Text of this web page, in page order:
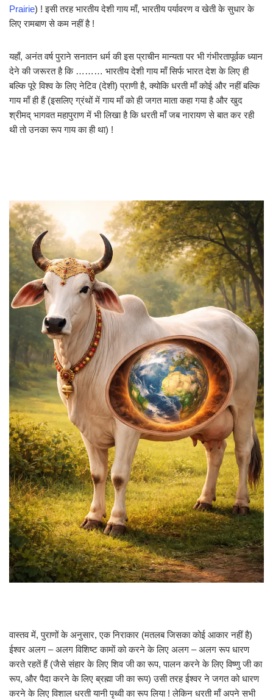
Prairie) ! इसी तरह भारतीय देशी गाय माँ, भारतीय पर्यावरण व खेती के सुधार के
लिए रामबाण से कम नहीं है !
यहाँ, अनंत वर्ष पुराने सनातन धर्म की इस प्राचीन मान्यता पर भी गंभीरतापूर्वक ध्यान
देने की जरूरत है कि ……… भारतीय देशी गाय माँ सिर्फ भारत देश के लिए ही
बल्कि पूरे विश्व के लिए नेटिव (देशी) प्राणी है, क्योकि धरती माँ कोई और नहीं बल्कि
गाय माँ ही हैं (इसलिए ग्रंथों में गाय माँ को ही जगत माता कहा गया है और खुद
श्रीमद् भागवत महापुराण में भी लिखा है कि धरती माँ जब नारायण से बात कर रही
थी तो उनका रूप गाय का ही था) !
वास्तव में, पुराणों के अनुसार, एक निराकार (मतलब जिसका कोई आकार नहीं है)
ईश्वर अलग – अलग विशिष्ट कामों को करने के लिए अलग – अलग रूप धारण
करते रहतें हैं (जैसे संहार के लिए शिव जी का रूप, पालन करने के लिए विष्णु जी का
रूप, और पैदा करने के लिए ब्रह्मा जी का रूप) उसी तरह ईश्वर ने जगत को धारण
करने के लिए विशाल धरती यानी पृथ्वी का रूप लिया ! लेकिन धरती माँ अपने सभी